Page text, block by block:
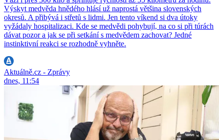
Výskyt medvěda hnědého hlásí už naprostá většina slovenských
okresů. A přibývá i střetů s lidmi. Jen tento víkend si dva útoky
vyžádaly hospitalizaci. Kde se medvědi pohybují, na co si při túrách
dávat pozor a jak se při setkání s medvědem zachovat? Jedné
instinktivní reakci se rozhodně vyhněte.
Aktuálně.cz - Zprávy
dnes, 11:54